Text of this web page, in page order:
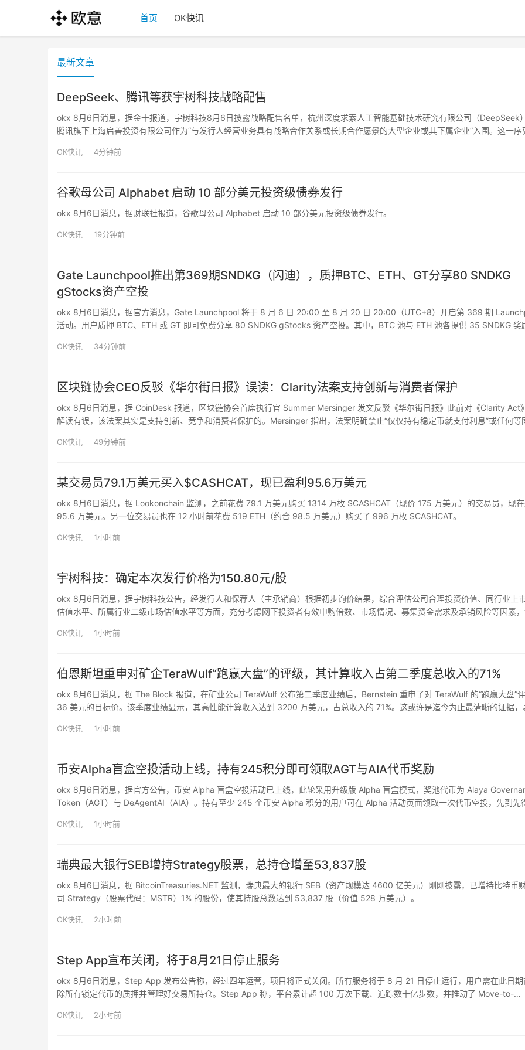
首页 OK快讯
最新文章
DeepSeek、腾讯等获宇树科技战略配售
okx 8月6日消息，据金十报道，宇树科技8月6日披露战略配售名单，杭州深度求索人工智能基础技术研究有限公司（DeepSeek）
腾讯旗下上海启善投资有限公司作为“与发行人经营业务具有战略合作关系或长期合作愿景的大型企业或其下属企业”入围。这一序
OK快讯 4分钟前
谷歌母公司 Alphabet 启动 10 部分美元投资级债券发行
okx 8月6日消息，据财联社报道，谷歌母公司 Alphabet 启动 10 部分美元投资级债券发行。
OK快讯 19分钟前
Gate Launchpool推出第369期SNDKG（闪迪），质押BTC、ETH、GT分享80 SNDKG
gStocks资产空投
okx 8月6日消息，据官方消息，Gate Launchpool 将于 8 月 6 日 20:00 至 8 月 20 日 20:00（UTC+8）开启第 369 期
活动。用户质押 BTC、ETH 或 GT 即可免费分享 80 SNDKG gStocks 资产空投。其中，BTC 池与 ETH 池各提供 35 SNDKG 奖
OK快讯 34分钟前
区块链协会CEO反驳《华尔街日报》误读：Clarity法案支持创新与消费者保护
okx 8月6日消息，据 CoinDesk 报道，区块链协会首席执行官 Summer Mersinger 发文反驳《华尔街日报》此前对《Clarity Act
解读有误，该法案其实是支持创新、竞争和消费者保护的。Mersinger 指出，法案明确禁止“仅仅持有稳定币就支付利息”或任何等
OK快讯 49分钟前
某交易员79.1万美元买入$CASHCAT，现已盈利95.6万美元
okx 8月6日消息，据 Lookonchain 监测，之前花费 79.1 万美元购买 1314 万枚 $CASHCAT（现价 175 万美元）的交易员，现
95.6 万美元。另一位交易员也在 12 小时前花费 519 ETH（约合 98.5 万美元）购买了 996 万枚 $CASHCAT。
OK快讯 1小时前
宇树科技：确定本次发行价格为150.80元/股
okx 8月6日消息，据宇树科技公告，经发行人和保荐人（主承销商）根据初步询价结果，综合评估公司合理投资价值、同行业上
估值水平、所属行业二级市场估值水平等方面，充分考虑网下投资者有效申购倍数、市场情况、募集资金需求及承销风险等因素，
OK快讯 1小时前
伯恩斯坦重申对矿企TeraWulf“跑赢大盘”的评级，其计算收入占第二季度总收入的71%
okx 8月6日消息，据 The Block 报道，在矿业公司 TeraWulf 公布第二季度业绩后，Bernstein 重申了对 TeraWulf 的“跑赢大盘”
36 美元的目标价。该季度业绩显示，其高性能计算收入达到 3200 万美元，占总收入的 71%。这或许是迄今为止最清晰的证据，
OK快讯 1小时前
币安Alpha盲盒空投活动上线，持有245积分即可领取AGT与AIA代币奖励
okx 8月6日消息，据官方公告，币安 Alpha 盲盒空投活动已上线，此轮采用升级版 Alpha 盲盒模式，奖池代币为 Alaya
Token（AGT）与 DeAgentAI（AIA）。持有至少 245 个币安 Alpha 积分的用户可在 Alpha 活动页面领取一次代币空投，先到先
OK快讯 1小时前
瑞典最大银行SEB增持Strategy股票，总持仓增至53,837股
okx 8月6日消息，据 BitcoinTreasuries.NET 监测，瑞典最大的银行 SEB（资产规模达 4600 亿美元）刚刚披露，已增持比特币
司 Strategy（股票代码：MSTR）1% 的股份，使其持股总数达到 53,837 股（价值 528 万美元）。
OK快讯 2小时前
Step App宣布关闭，将于8月21日停止服务
okx 8月6日消息，Step App 发布公告称，经过四年运营，项目将正式关闭。所有服务将于 8 月 21 日停止运行，用户需在此日期
除所有锁定代币的质押并管理好交易所持仓。Step App 称，平台累计超 100 万次下载、追踪数十亿步数，并推动了 Move-to-
OK快讯 2小时前